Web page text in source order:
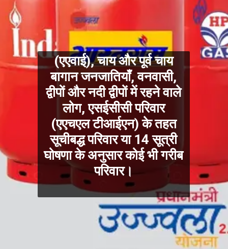
(एएवाई), चाय और पूर्व चाय
बागान जनजातियाँ, वनवासी,
द्वीपों और नदी द्वीपों में रहने वाले
लोग, एसईसीसी परिवार
(एएचएल टीआईएन) के तहत
सूचीबद्ध परिवार या 14 सूत्री
घोषणा के अनुसार कोई भी गरीब
परिवार।